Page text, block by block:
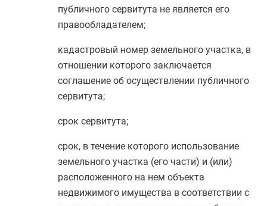
публичного сервитута не является его
правообладателем;
кадастровый номер земельного участка, в
отношении которого заключается
соглашение об осуществлении публичного
сервитута;
срок сервитута;
срок, в течение которого использование
земельного участка (его части) и (или)
расположенного на нем объекта
недвижимого имущества в соответствии с